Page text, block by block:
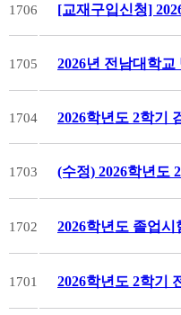
1706 [교재구입신청]
1705 2026년 전남대학
1704 2026학년도 2학기
1703 (수정) 2026학년도
1702 2026학년도 졸업
1701 2026학년도 2학기